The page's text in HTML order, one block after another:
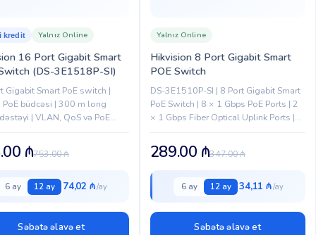
16 Port Gigabit Smart
(DS-3E1518P-SI)
kredit Yalnız Online
Gigabit Smart PoE switch |
büdcəsi | 300 m long
| VLAN, QoS və PoE
üçün ideal
753.00₼
₼
6 ay 12 ay 74,02 ₼
Səbətə əlavə et
Hikvision 8 Port Gigabit Smart
POE Switch
Yalnız Online
DS-3E1510P-SI | 8 Port Gigabit Smart
PoE Switch | 8 × 1 Gbps PoE Ports | 2
× 1 Gbps Fiber Optical Uplink Ports |
347.00₼
289.00 ₼
6 ay 12 ay 34,11 ₼
Səbətə əlavə et